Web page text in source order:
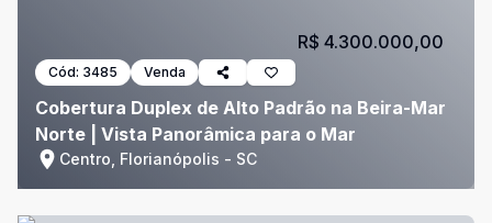
Cód: 3485 Venda
Cobertura Duplex de Alto Padrão na Beira-Mar
Norte | Vista Panorâmica para o Mar
Centro, Florianópolis - SC
R$ 4.300.000,00